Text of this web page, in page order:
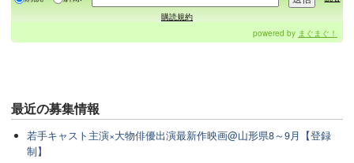
購読規約
powered by まぐまぐ！
最近の募集情報
若手キャスト主演×大物俳優出演最新作映画@山形県8～9月【登録
制】